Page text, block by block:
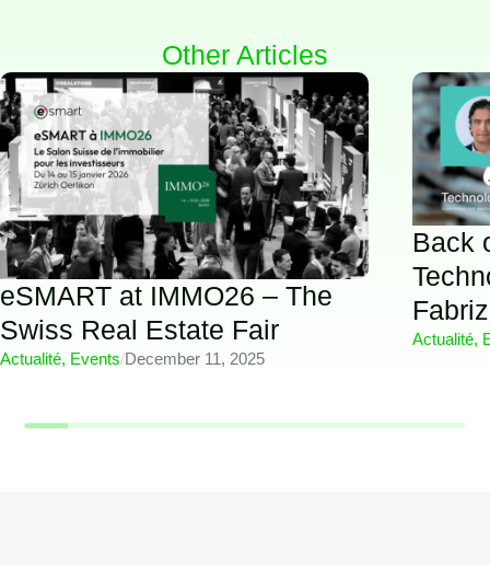
Other Articles
eSMART at IMMO26 – The
Swiss Real Estate Fair
Actualité, Events/December 11, 2025
Back
Actualité,